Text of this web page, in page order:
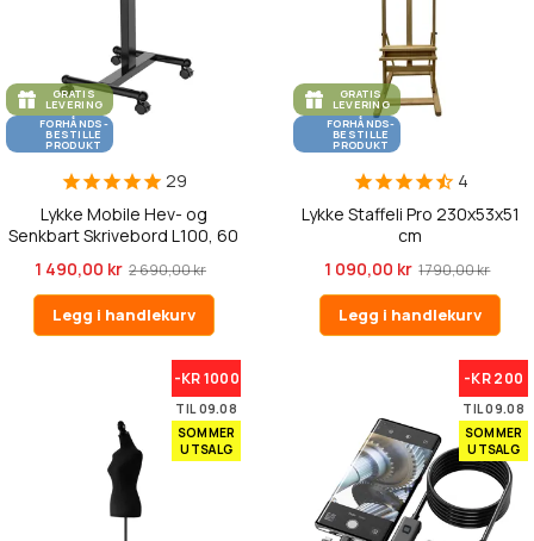
GRATIS
LEVERING
FORHÅNDS-
BESTILLE
PRODUKT
29
Lykke Mobile Hev- og
Senkbart Skrivebord L100, 60
1 490,00 kr 2 690,00 kr
Legg i handlekurv
GRATIS
LEVERING
FORHÅNDS-
BESTILLE
PRODUKT
4
Lykke Staffeli Pro 230x53x51
cm
1 090,00 kr 1 790,00 kr
Legg i handlekurv
-KR 1000
TIL 09.08
SOMMER
UTSALG
-KR 200
TIL 09.08
SOMMER
UTSALG